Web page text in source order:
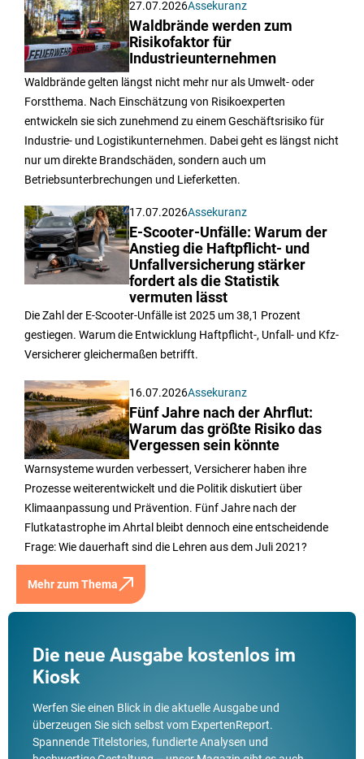
27.07.2026Assekuranz
Waldbrände werden zum
Risikofaktor für
Industrieunternehmen
Waldbrände gelten längst nicht mehr nur als Umwelt- oder
Forstthema. Nach Einschätzung von Risikoexperten
entwickeln sie sich zunehmend zu einem Geschäftsrisiko für
Industrie- und Logistikunternehmen. Dabei geht es längst nicht
nur um direkte Brandschäden, sondern auch um
Betriebsunterbrechungen und Lieferketten.
17.07.2026Assekuranz
E-Scooter-Unfälle: Warum der
Anstieg die Haftpflicht- und
Unfallversicherung stärker
fordert als die Statistik
vermuten lässt
Die Zahl der E-Scooter-Unfälle ist 2025 um 38,1 Prozent
gestiegen. Warum die Entwicklung Haftpflicht-, Unfall- und Kfz-
Versicherer gleichermaßen betrifft.
16.07.2026Assekuranz
Fünf Jahre nach der Ahrflut:
Warum das größte Risiko das
Vergessen sein könnte
Warnsysteme wurden verbessert, Versicherer haben ihre
Prozesse weiterentwickelt und die Politik diskutiert über
Klimaanpassung und Prävention. Fünf Jahre nach der
Flutkatastrophe im Ahrtal bleibt dennoch eine entscheidende
Frage: Wie dauerhaft sind die Lehren aus dem Juli 2021?
Mehr zum Thema
Die neue Ausgabe kostenlos im
Kiosk
Werfen Sie einen Blick in die aktuelle Ausgabe und
überzeugen Sie sich selbst vom ExpertenReport.
Spannende Titelstories, fundierte Analysen und